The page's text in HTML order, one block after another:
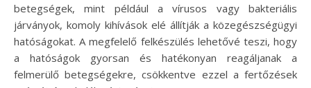
betegségek, mint például a vírusos vagy bakteriális
járványok, komoly kihívások elé állítják a közegészségügyi
hatóságokat. A megfelelő felkészülés lehetővé teszi, hogy
a hatóságok gyorsan és hatékonyan reagáljanak a
felmerülő betegségekre, csökkentve ezzel a fertőzések